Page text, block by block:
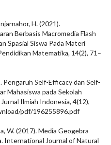
H. (2021).
Berbasis Macromedia Flash
Spasial Siswa Pada Materi
Matematika, 14(2), 71–
Pengaruh Self-Efficacy dan Self-
Mahasiswa pada Sekolah
Ilmiah Indonesia, 4(12),
pdf/196255896.pdf
W. (2017). Media Geogebra
International Journal of Natural